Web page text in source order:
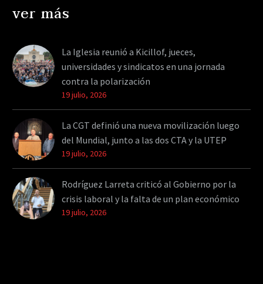
ver más
La Iglesia reunió a Kicillof, jueces,
universidades y sindicatos en una jornada
contra la polarización
19 julio, 2026
La CGT definió una nueva movilización luego
del Mundial, junto a las dos CTA y la UTEP
19 julio, 2026
Rodríguez Larreta criticó al Gobierno por la
crisis laboral y la falta de un plan económico
19 julio, 2026